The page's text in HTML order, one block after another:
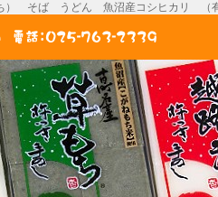
） そば うどん 魚沼産コシヒカリ （